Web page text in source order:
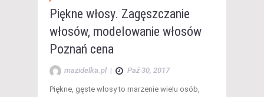
Piękne włosy. Zagęszczanie
włosów, modelowanie włosów
Poznań cena
mazidelka.pl | Paź 30, 2017
Piękne, gęste włosy to marzenie wielu osób,